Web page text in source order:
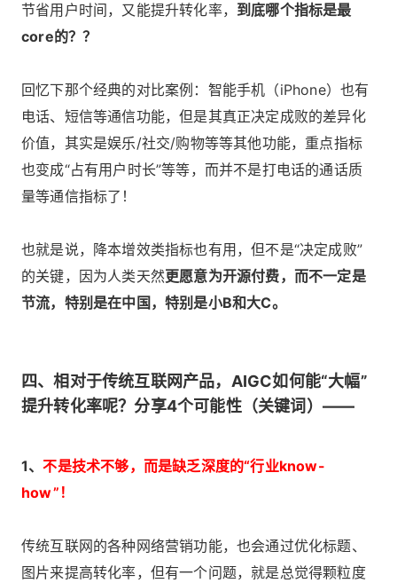
节省用户时间，又能提升转化率， 到底哪个指标是最
core的？？
回忆下那个经典的对比案例：智能手机（iPhone）也有
电话、短信等通信功能，但是其真正决定成败的差异化
价值，其实是娱乐/社交/购物等等其他功能，重点指标
也变成“占有用户时长”等等，而并不是打电话的通话质
量等通信指标了！
也就是说，降本增效类指标也有用，但不是“决定成败”
的关键，因为人类天然更愿意为开源付费，而不一定是
节流，特别是在中国，特别是小B和大C。
四、相对于传统互联网产品，AIGC如何能“大幅”
提升转化率呢？分享4个可能性（关键词）——
1、不是技术不够，而是缺乏深度的“行业know-
how”！
传统互联网的各种网络营销功能，也会通过优化标题、
图片来提高转化率，但有一个问题，就是总觉得颗粒度